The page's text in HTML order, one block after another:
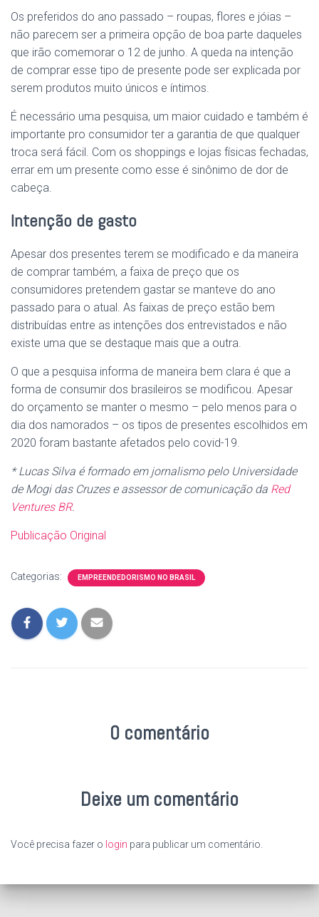
Os preferidos do ano passado – roupas, flores e jóias –
não parecem ser a primeira opção de boa parte daqueles
que irão comemorar o 12 de junho. A queda na intenção
de comprar esse tipo de presente pode ser explicada por
serem produtos muito únicos e íntimos.
É necessário uma pesquisa, um maior cuidado e também é
importante pro consumidor ter a garantia de que qualquer
troca será fácil. Com os shoppings e lojas físicas fechadas,
errar em um presente como esse é sinônimo de dor de
cabeça.
Intenção de gasto
Apesar dos presentes terem se modificado e da maneira
de comprar também, a faixa de preço que os
consumidores pretendem gastar se manteve do ano
passado para o atual. As faixas de preço estão bem
distribuídas entre as intenções dos entrevistados e não
existe uma que se destaque mais que a outra.
O que a pesquisa informa de maneira bem clara é que a
forma de consumir dos brasileiros se modificou. Apesar
do orçamento se manter o mesmo – pelo menos para o
dia dos namorados – os tipos de presentes escolhidos em
2020 foram bastante afetados pelo covid-19.
* Lucas Silva é formado em jornalismo pelo Universidade
de Mogi das Cruzes e assessor de comunicação da Red
Ventures BR.
Publicação Original
Categorias: EMPREENDEDORISMO NO BRASIL
0 comentário
Deixe um comentário
Você precisa fazer o login para publicar um comentário.